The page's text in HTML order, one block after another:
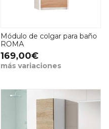
Módulo de colgar para baño
ROMA
169,00€
más variaciones